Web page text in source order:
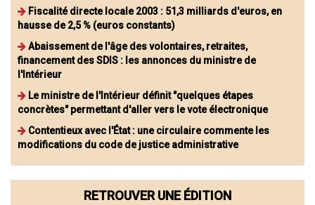
Fiscalité directe locale 2003 : 51,3 milliards d'euros, en
hausse de 2,5 % (euros constants)
Abaissement de l'âge des volontaires, retraites,
financement des SDIS : les annonces du ministre de
l'Intérieur
Le ministre de l'Intérieur définit "quelques étapes
concrètes" permettant d'aller vers le vote électronique
Contentieux avec l'État : une circulaire commente les
modifications du code de justice administrative
RETROUVER UNE ÉDITION